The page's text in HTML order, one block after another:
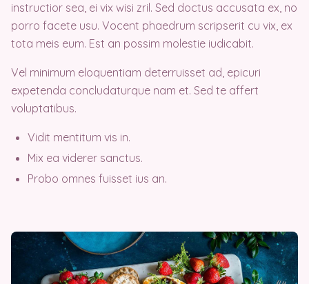
instructior sea, ei vix wisi zril. Sed doctus accusata ex, no
porro facete usu. Vocent phaedrum scripserit cu vix, ex
tota meis eum. Est an possim molestie iudicabit.
Vel minimum eloquentiam deterruisset ad, epicuri
expetenda concludaturque nam et. Sed te affert
voluptatibus.
Vidit mentitum vis in.
Mix ea viderer sanctus.
Probo omnes fuisset ius an.